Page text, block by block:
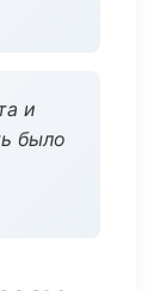
и
было